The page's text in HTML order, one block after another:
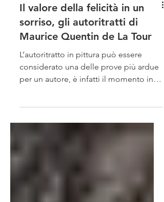
Il valore della felicità in un
sorriso, gli autoritratti di
Maurice Quentin de La Tour
L’autoritratto in pittura può essere
per un autore, è infatti il momento in